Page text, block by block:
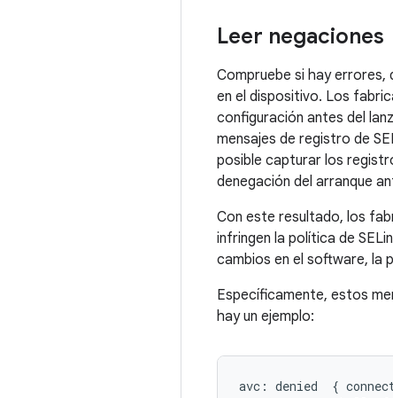
Leer negaciones
Compruebe si hay
en el dispositivo. Los
configuración antes del
mensajes de registro de
posible capturar los
denegación del arranque
Con este resultado, los
infringen la política de
cambios en el software, la
Específicamente, estos
hay un ejemplo:
avc: denied  {